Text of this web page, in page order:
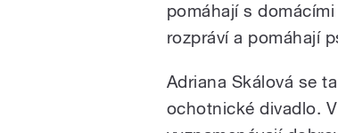
pomáhají s
rozpráví a pomáhají
Adriana Skálová se
ochotnické divadlo.